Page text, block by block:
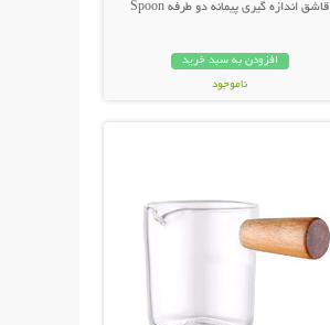
قاشق اندازه گیری پیمانه دو طرفه Spoon
افزودن به سبد خرید
ناموجود